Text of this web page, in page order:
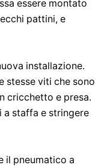
essere montato
pattini, e
installazione.
stesse viti che sono
cricchetto e presa.
a staffa e stringere
il pneumatico a